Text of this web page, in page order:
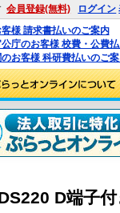
会員登録(無料) ログイン
様 請求書払いのご案内
庁のお客様 校費・公費
お客様 科研費払いのご
D端子